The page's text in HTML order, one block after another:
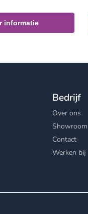
informatie
Bedrijf
Over ons
Showroom
Contact
Werken bij